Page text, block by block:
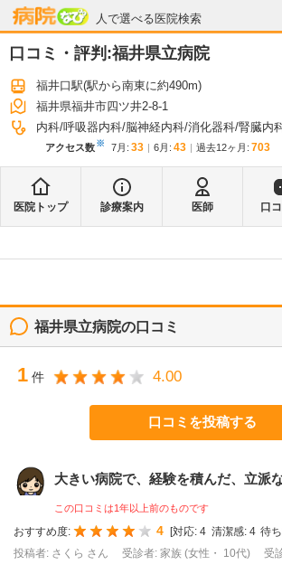
人で選べる医院検索
病院なび
口コミ・評判:福井県立病院
福井口駅(駅から南東に約490m)
福井県福井市四ツ井2-8-1
内科 呼吸器内科 脳神経内科 消化器科 腎臓内
アクセス数※ 7月 : 33 6月 : 43 過去12ヶ月: 703
医院トップ 診療案内 医師 口
福井県立病院の口コミ
1 件 4.00
口コミを投稿する
大きい病院で、経験を積んだ、立派
この口コミは1年以上前のものです
おすすめ度: 4 [対応: 4 清潔感: 4 待
投稿者: さくら さん
受診者: 家族 (女性・ 10代) 受